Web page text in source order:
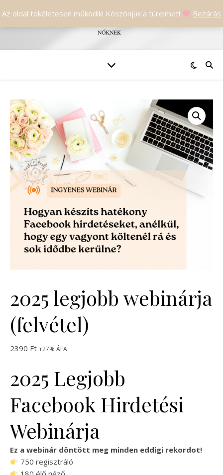
Az oldal tökéletesen működik! Köszönjük a türelmet! Bezárás
2025 legjobb webinárja
(felvétel)
2390 Ft +27% ÁFA
2025 Legjobb
Facebook Hirdetési
Webinárja
Ez a webinár döntött meg minden eddigi rekordot!
750 regisztráló